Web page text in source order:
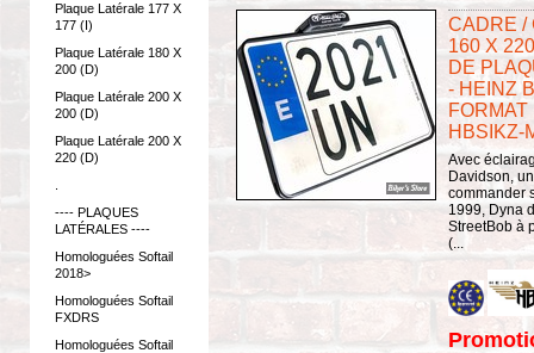
Plaque Latérale 177 X
177 (I)
Plaque Latérale 180 X
200 (D)
Plaque Latérale 200 X
200 (D)
Plaque Latérale 200 X
220 (D)
---- PLAQUES
LATÉRALES ----
Homologuées Softail
2018>
Homologuées Softail
FXDRS
Homologuées Softail
CADRE /
160 X
DE
- HEINZ
FORMAT
HBSIKZ-
Avec
Davidson,
commander
1999, Dyna
StreetBob à
(...